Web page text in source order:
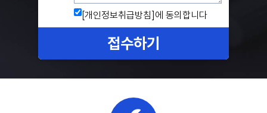
[개인정보취급방침] 에 동의합니다
접수하기